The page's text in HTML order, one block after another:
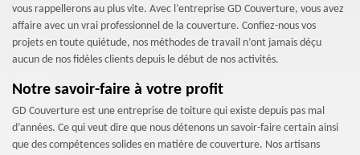
vous rappellerons au plus vite. Avec l’entreprise GD Couverture, vous avez
affaire avec un vrai professionnel de la couverture. Confiez-nous vos
projets en toute quiétude, nos méthodes de travail n’ont jamais déçu
aucun de nos fidèles clients depuis le début de nos activités.
Notre savoir-faire à votre profit
GD Couverture est une entreprise de toiture qui existe depuis pas mal
d’années. Ce qui veut dire que nous détenons un savoir-faire certain ainsi
que des compétences solides en matière de couverture. Nos artisans